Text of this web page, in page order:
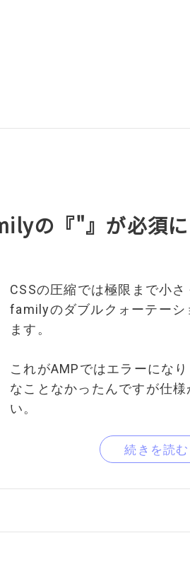
の『"』が必須
CSSの圧縮では極限まで小
familyのダブルクォーテーシ
ます。
これがAMPではエラーにな
なことなかったんですが仕様
い。
続きを読む